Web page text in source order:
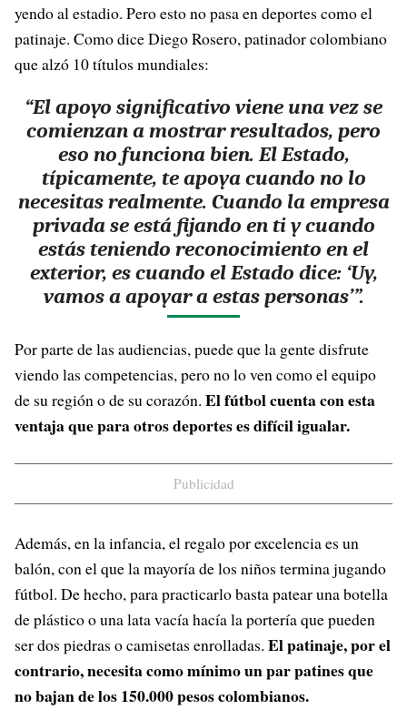
yendo al estadio. Pero esto no pasa en deportes como el
patinaje. Como dice Diego Rosero, patinador colombiano
que alzó 10 títulos mundiales:
“El apoyo significativo viene una vez se
comienzan a mostrar resultados, pero
eso no funciona bien. El Estado,
típicamente, te apoya cuando no lo
necesitas realmente. Cuando la empresa
privada se está fijando en ti y cuando
estás teniendo reconocimiento en el
exterior, es cuando el Estado dice: ‘Uy,
vamos a apoyar a estas personas’”.
Por parte de las audiencias, puede que la gente disfrute
viendo las competencias, pero no lo ven como el equipo
de su región o de su corazón. El fútbol cuenta con esta
ventaja que para otros deportes es difícil igualar.
Publicidad
Además, en la infancia, el regalo por excelencia es un
balón, con el que la mayoría de los niños termina jugando
fútbol. De hecho, para practicarlo basta patear una botella
de plástico o una lata vacía hacía la portería que pueden
ser dos piedras o camisetas enrolladas. El patinaje, por el
contrario, necesita como mínimo un par patines que
no bajan de los 150.000 pesos colombianos.